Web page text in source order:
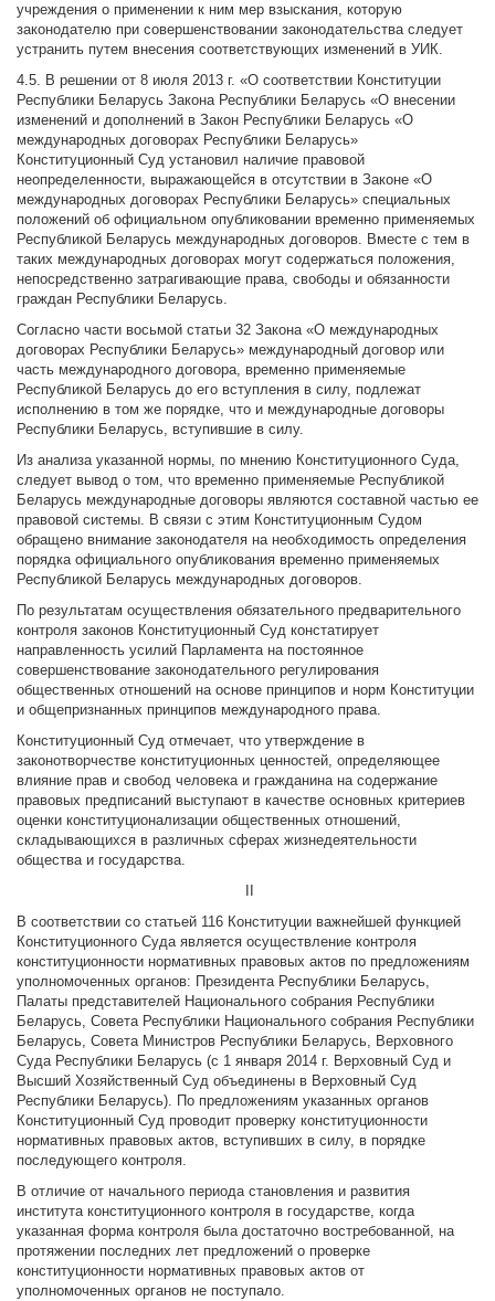
учреждения о применении к ним мер взыскания, которую
законодателю при совершенствовании законодательства следует
устранить путем внесения соответствующих изменений в УИК.
4.5. В решении от 8 июля 2013 г. «О соответствии Конституции
Республики Беларусь Закона Республики Беларусь «О внесении
изменений и дополнений в Закон Республики Беларусь «О
международных договорах Республики Беларусь»
Конституционный Суд установил наличие правовой
неопределенности, выражающейся в отсутствии в Законе «О
международных договорах Республики Беларусь» специальных
положений об официальном опубликовании временно применяемых
Республикой Беларусь международных договоров. Вместе с тем в
таких международных договорах могут содержаться положения,
непосредственно затрагивающие права, свободы и обязанности
граждан Республики Беларусь.
Согласно части восьмой статьи 32 Закона «О международных
договорах Республики Беларусь» международный договор или
часть международного договора, временно применяемые
Республикой Беларусь до его вступления в силу, подлежат
исполнению в том же порядке, что и международные договоры
Республики Беларусь, вступившие в силу.
Из анализа указанной нормы, по мнению Конституционного Суда,
следует вывод о том, что временно применяемые Республикой
Беларусь международные договоры являются составной частью ее
правовой системы. В связи с этим Конституционным Судом
обращено внимание законодателя на необходимость определения
порядка официального опубликования временно применяемых
Республикой Беларусь международных договоров.
По результатам осуществления обязательного предварительного
контроля законов Конституционный Суд констатирует
направленность усилий Парламента на постоянное
совершенствование законодательного регулирования
общественных отношений на основе принципов и норм Конституции
и общепризнанных принципов международного права.
Конституционный Суд отмечает, что утверждение в
законотворчестве конституционных ценностей, определяющее
влияние прав и свобод человека и гражданина на содержание
правовых предписаний выступают в качестве основных критериев
оценки конституционализации общественных отношений,
складывающихся в различных сферах жизнедеятельности
общества и государства.
В соответствии со статьей 116 Конституции важнейшей функцией
Конституционного Суда является осуществление контроля
конституционности нормативных правовых актов по предложениям
уполномоченных органов: Президента Республики Беларусь,
Палаты представителей Национального собрания Республики
Беларусь, Совета Республики Национального собрания Республики
Беларусь, Совета Министров Республики Беларусь, Верховного
Суда Республики Беларусь (с 1 января 2014 г. Верховный Суд и
Высший Хозяйственный Суд объединены в Верховный Суд
Республики Беларусь). По предложениям указанных органов
Конституционный Суд проводит проверку конституционности
нормативных правовых актов, вступивших в силу, в порядке
последующего контроля.
В отличие от начального периода становления и развития
института конституционного контроля в государстве, когда
указанная форма контроля была достаточно востребованной, на
протяжении последних лет предложений о проверке
конституционности нормативных правовых актов от
уполномоченных органов не поступало.